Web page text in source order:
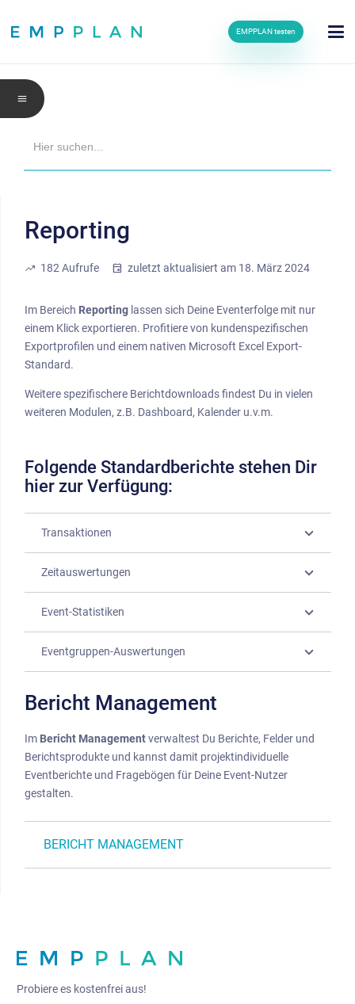
EMPPLAN testen
Reporting
trending_up 182 Aufrufe event zuletzt aktualisiert am 18. März 2024
menu
Im Bereich Reporting lassen sich Deine Eventerfolge mit nur
einem Klick exportieren. Profitiere von kundenspezifischen
Exportprofilen und einem nativen Microsoft Excel Export-
Standard.
Weitere spezifischere Berichtdownloads findest Du in vielen
weiteren Modulen, z.B. Dashboard, Kalender u.v.m.
Folgende Standardberichte stehen Dir
hier zur Verfügung:
Transaktionen
Zeitauswertungen
Event-Statistiken
Eventgruppen-Auswertungen
Bericht Management
Im Bericht Managementverwaltest Du Berichte, Felder und
Berichtsprodukte und kannst damit projektindividuelle
Eventberichte und Fragebögen für Deine Event-Nutzer
gestalten.
BERICHT MANAGEMENT
Probiere es kostenfrei aus!